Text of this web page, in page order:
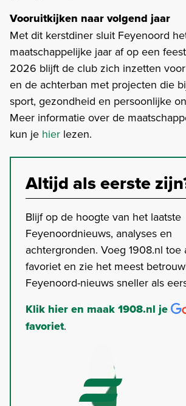
Vooruitkijken naar volgend jaar
Met dit kerstdiner sluit Feyenoord
maatschappelijke jaar af op een
2026 blijft de club zich inzetten
en de achterban met projecten die
sport, gezondheid en persoonlijke
Meer informatie over de
kun je hier lezen.
Altijd als eerste
Blijf op de hoogte van het laatste
Feyenoordnieuws, analyses en
achtergronden. Voeg 1908.nl toe
favoriet en zie het meest
Feyenoord-nieuws sneller als
Klik hier en maak 1908.nl je
favoriet.